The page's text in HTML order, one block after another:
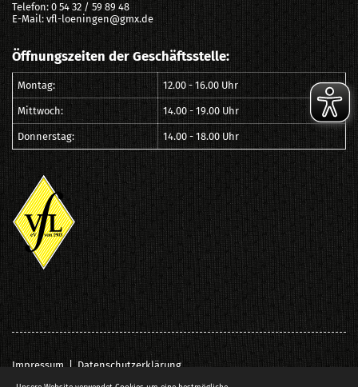
Telefon: 0 54 32 / 59 89 48
E-Mail: vfl-loeningen@gmx.de
Öffnungszeiten der Geschäftsstelle:
Montag: 12.00 - 16.00 Uhr
Mittwoch: 14.00 - 19.00 Uhr
Donnerstag: 14.00 - 18.00 Uhr
Impressum|Datenschutzerklärung